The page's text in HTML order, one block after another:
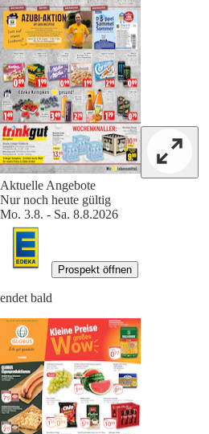
Aktuelle Angebote
Nur noch heute gültig
Mo. 3.8. - Sa. 8.8.2026
Prospekt öffnen
endet bald